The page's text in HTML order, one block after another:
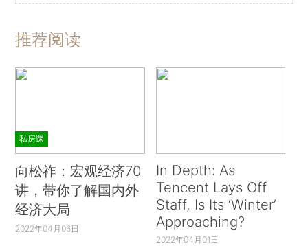
推荐阅读
私房课
向松祚：宏观经济70
讲，带你了解国内外
经济大局
2022年04月06日
In Depth: As
Tencent Lays Off
Staff, Is Its ‘Winter’
Approaching?
2022年04月01日